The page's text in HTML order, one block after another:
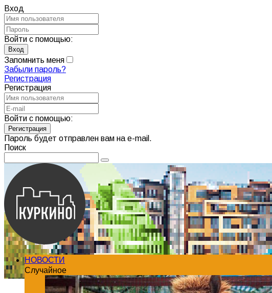
Вход
Войти с помощью:
Запомнить меня
Забыли пароль?
Регистрация
Регистрация
Войти с помощью:
Пароль будет отправлен вам на e-mail.
Поиск
НОВОСТИ
Случайное